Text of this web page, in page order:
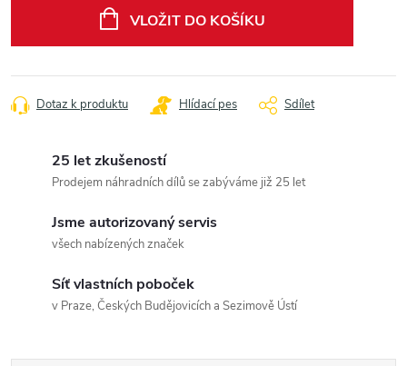
VLOŽIT DO KOŠÍKU
Dotaz k produktu Hlídací pes Sdílet
25 let zkušeností
Prodejem náhradních dílů se zabýváme již 25 let
Jsme autorizovaný servis
všech nabízených značek
Síť vlastních poboček
v Praze, Českých Budějovicích a Sezimově Ústí